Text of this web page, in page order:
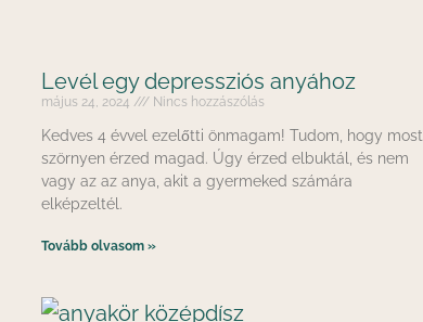
Levél egy depressziós anyához
május 24, 2024 Nincs hozzászólás
Kedves 4 évvel ezelőtti önmagam! Tudom, hogy most
szörnyen érzed magad. Úgy érzed elbuktál, és nem
vagy az az anya, akit a gyermeked számára
elképzeltél.
Tovább olvasom »